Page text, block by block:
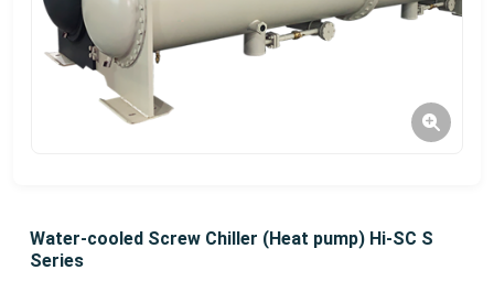
Water-cooled Screw Chiller (Heat pump) Hi-SC S
Series